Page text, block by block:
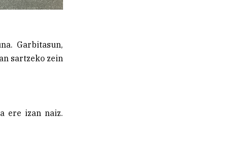
Garbitasun,
sartzeko zein
ere izan naiz.